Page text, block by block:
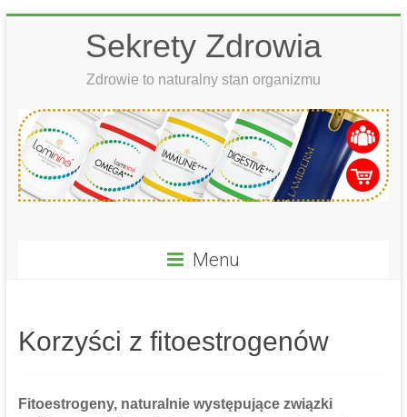
Sekrety Zdrowia
Zdrowie to naturalny stan organizmu
Menu
Korzyści z fitoestrogenów
Fitoestrogeny, naturalnie występujące związki